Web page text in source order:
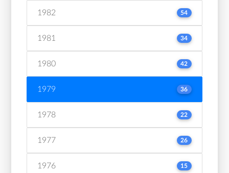
1982 54
1981 34
1980 42
1979 36
1978 22
1977 26
1976 15